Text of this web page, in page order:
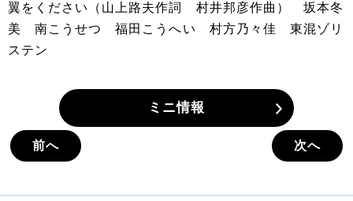
翼をください（山上路夫作詞 村井邦彦作曲） 坂本冬
美 南こうせつ 福田こうへい 村方乃々佳 東混ゾリ
ステン
ミニ情報
前へ 次へ